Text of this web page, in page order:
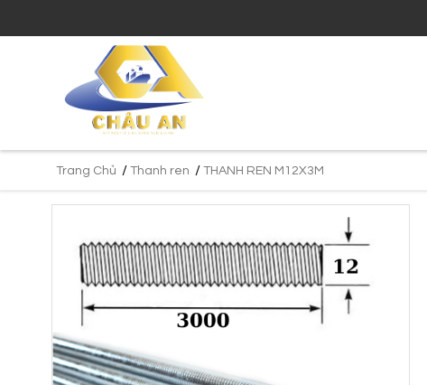
Trang Chủ / Thanh ren / THANH REN M12X3M